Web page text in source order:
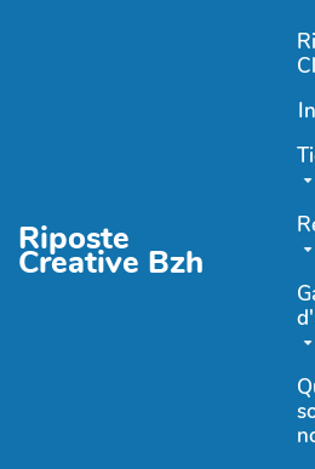
Riposte
Creative Bzh